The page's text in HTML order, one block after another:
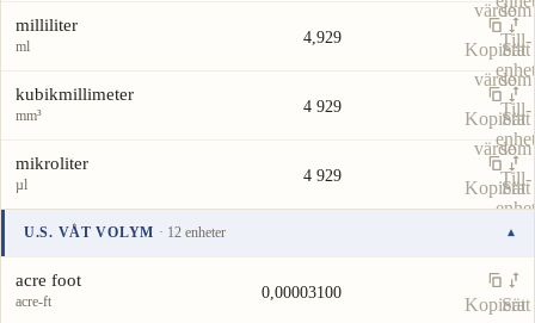
värdesom
Till-
enhet
milliliter
ml 4,929
Kopiera
värde
Sätt
som
Till-
enhet
kubikmillimeter
mm³ 4 929
Kopiera
värde
Sätt
som
Till-
enhet
mikroliter
µl 4 929
Kopiera
Sätt
enhet
U.S. VÅT VOLYM · 12 enheter ▾
Värde
acre foot
acre-ft 0,00003100
Kopiera
Sätt